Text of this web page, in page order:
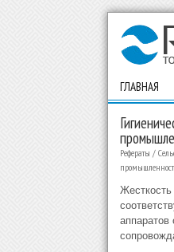
ГЛАВНАЯ
Рефераты /
Жесткость